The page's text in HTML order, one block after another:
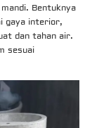
Bentuknya
gaya interior,
dan tahan air.
sesuai